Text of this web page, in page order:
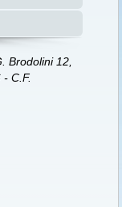
Brodolini 12,
- C.F.